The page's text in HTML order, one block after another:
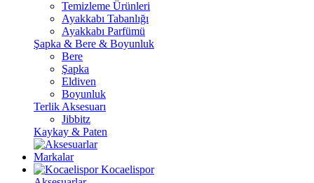
Temizleme Ürünleri
Ayakkabı Tabanlığı
Ayakkabı Parfümü
Şapka & Bere & Boyunluk
Bere
Şapka
Eldiven
Boyunluk
Terlik Aksesuarı
Jibbitz
Kaykay & Paten
Markalar
Kocaelispor